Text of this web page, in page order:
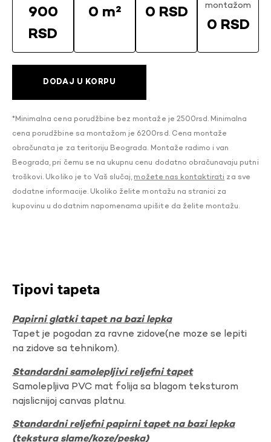
900
RSD
0 m² 0 RSD
montažom
0 RSD
DODAJ U KORPU
*Minimalna cena porudžbine bez montaže je 2500rsd. Minimalna
cena porudžbine sa montažom je 6200rsd. Cena montaže
obračunata je za teritoriju Beograda. Montaže radimo i van
Beograda, pri čemu se na ukupnu cenu dodatno obračunavaju putni
troškovi. Ukoliko je to Vaš slučaj, možete nas kontaktirati za sve
dodatne informacije. Ukoliko želite montažu na stranici za
kupovinu u dodatnim napomenama upišite da želite montažu.
Tipovi tapeta
Papirni glatki tapet na bazi lepka
Tapet je pogodan za ravne zidove(ne moze se lepiti
na zidove sa tehnikom).
Standardni samolepljivi reljefni tapet
Samolepljiva PVC mat folija sa blagom teksturom
najslicnijoj canvas platnu.
Standardni reljefni papirni tapet na bazi lepka
(tekstura slame/koze/peska)